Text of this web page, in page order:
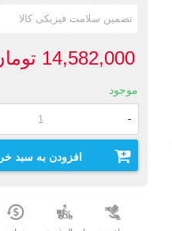
14,582,000 تومان
موجود
-
افزودن به سبد